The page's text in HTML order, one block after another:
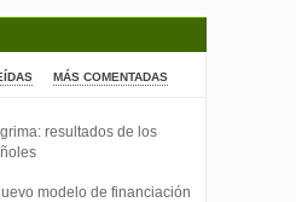
MÁS COMENTADAS
resultados de los
modelo de financiación